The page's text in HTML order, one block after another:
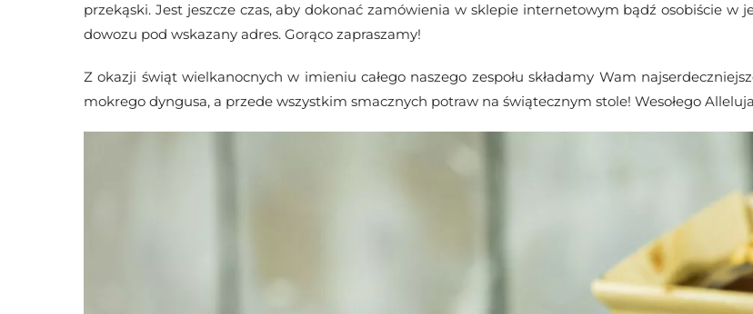
przekąski. Jest jeszcze czas, aby dokonać zamówienia w sklepie internetowym bądź osobiście
dowozu pod wskazany adres. Gorąco zapraszamy!
Z okazji świąt wielkanocnych w imieniu całego naszego zespołu składamy Wam
mokrego dyngusa, a przede wszystkim smacznych potraw na świątecznym stole! Wesołego